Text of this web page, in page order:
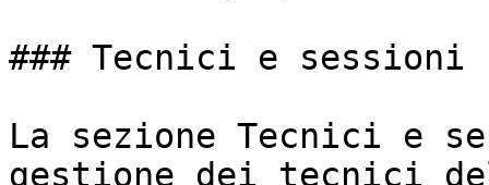
### Tecnici e sessioni
La sezione Tecnici e
gestione dei tecnici